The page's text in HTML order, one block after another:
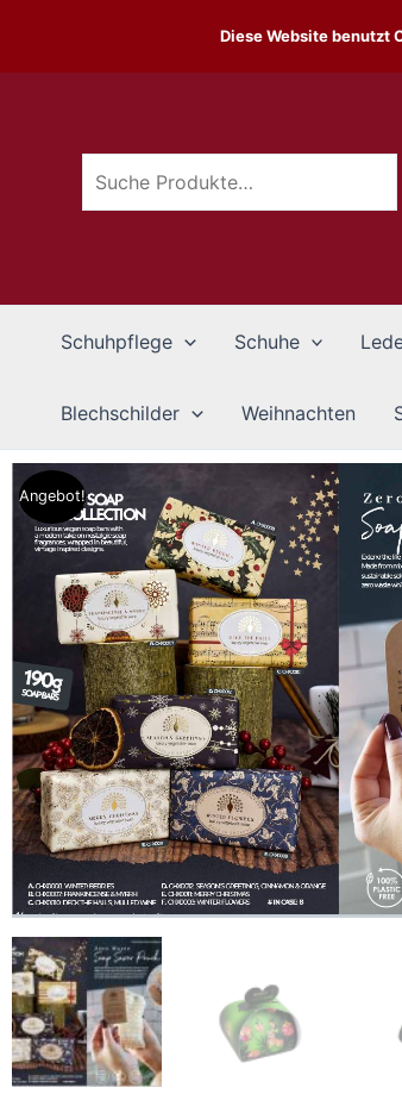
springen Suchen
Schuhpflege Schuhe
Blechschilder Weihnachten
Angebot!
Diese Website benutzt